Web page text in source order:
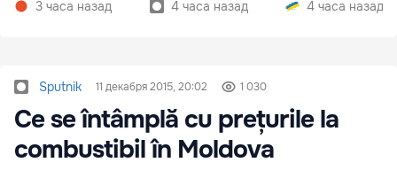
3 часа назад
4 часа назад
4 часа назад
Sputnik 11 декабря 2015, 20:02 1 030
Ce se întâmplă cu prețurile la
combustibil în Moldova